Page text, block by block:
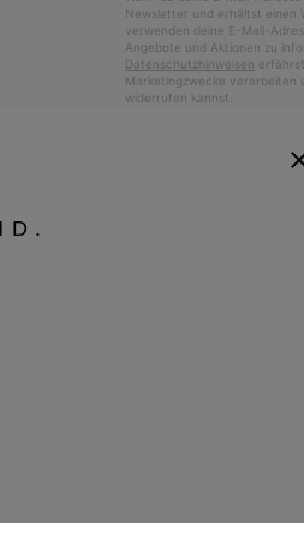
Newsletter und erhältst einen
verwenden deine E-Mail-
Angebote und Aktionen zu
Datenschutzhinweisen
Marketingzwecke verarbeiten
widerrufen kannst.